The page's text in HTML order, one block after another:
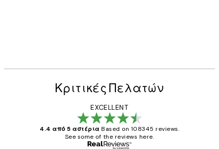
Κριτικές Πελατών
EXCELLENT
4.4 από 5 αστέρια Based on 108345 reviews.
See some of the reviews here.